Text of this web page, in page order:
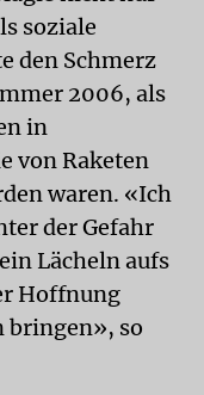
soziale
den Schmerz
2006, als
in
von Raketen
waren. «Ich
der Gefahr
Lächeln aufs
Hoffnung
bringen», so